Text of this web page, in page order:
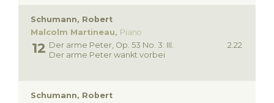
Schumann, Robert
Malcolm Martineau, Piano
2.22
Der arme Peter, Op. 53 No. 3: III.
Der arme Peter wankt vorbei
Schumann, Robert